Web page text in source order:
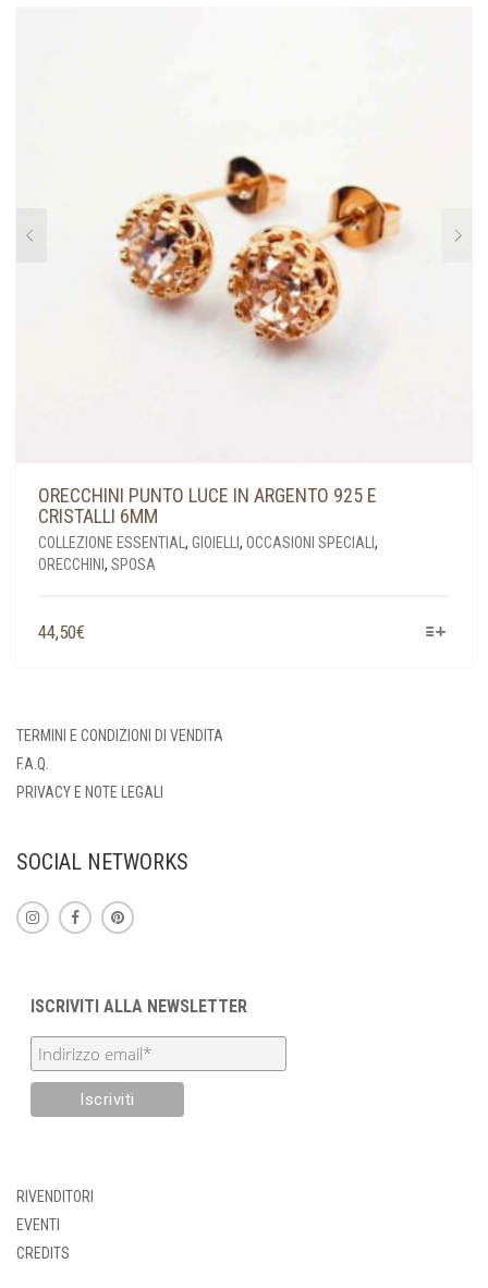
ORECCHINI PUNTO LUCE IN ARGENTO 925 E
CRISTALLI 6MM
COLLEZIONE ESSENTIAL , GIOIELLI , OCCASIONI SPECIALI ,
ORECCHINI , SPOSA
44,50€
VARIANTI.
POSSONO
NELLA
DEL
PRODOTTO
TERMINI E CONDIZIONI DI VENDITA
F.A.Q.
PRIVACY E NOTE LEGALI
SOCIAL NETWORKS
ISCRIVITI ALLA NEWSLETTER
RIVENDITORI
EVENTI
CREDITS